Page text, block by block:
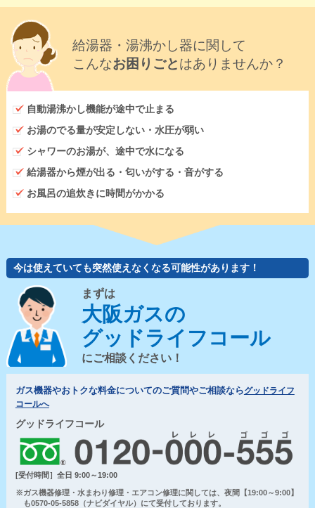
給湯器・湯沸かし器に関して
こんなお困りごとはありませんか？
自動湯沸かし機能が途中で止まる
お湯のでる量が安定しない・水圧が弱い
シャワーのお湯が、途中で水になる
給湯器から煙が出る・匂いがする・音がする
お風呂の追炊きに時間がかかる
今は使えていても突然使えなくなる可能性があります！
まずは
大阪ガスの
グッドライフコール
にご相談ください！
ガス機器やおトクな料金についてのご質問やご相談ならグッドライフ
コールへ
グッドライフコール
[受付時間］全日 9:00～19:00
※ガス機器修理・水まわり修理・エアコン修理に関しては、夜間【19:00～9:00】
も0570-05-5858（ナビダイヤル）にて受付しております。